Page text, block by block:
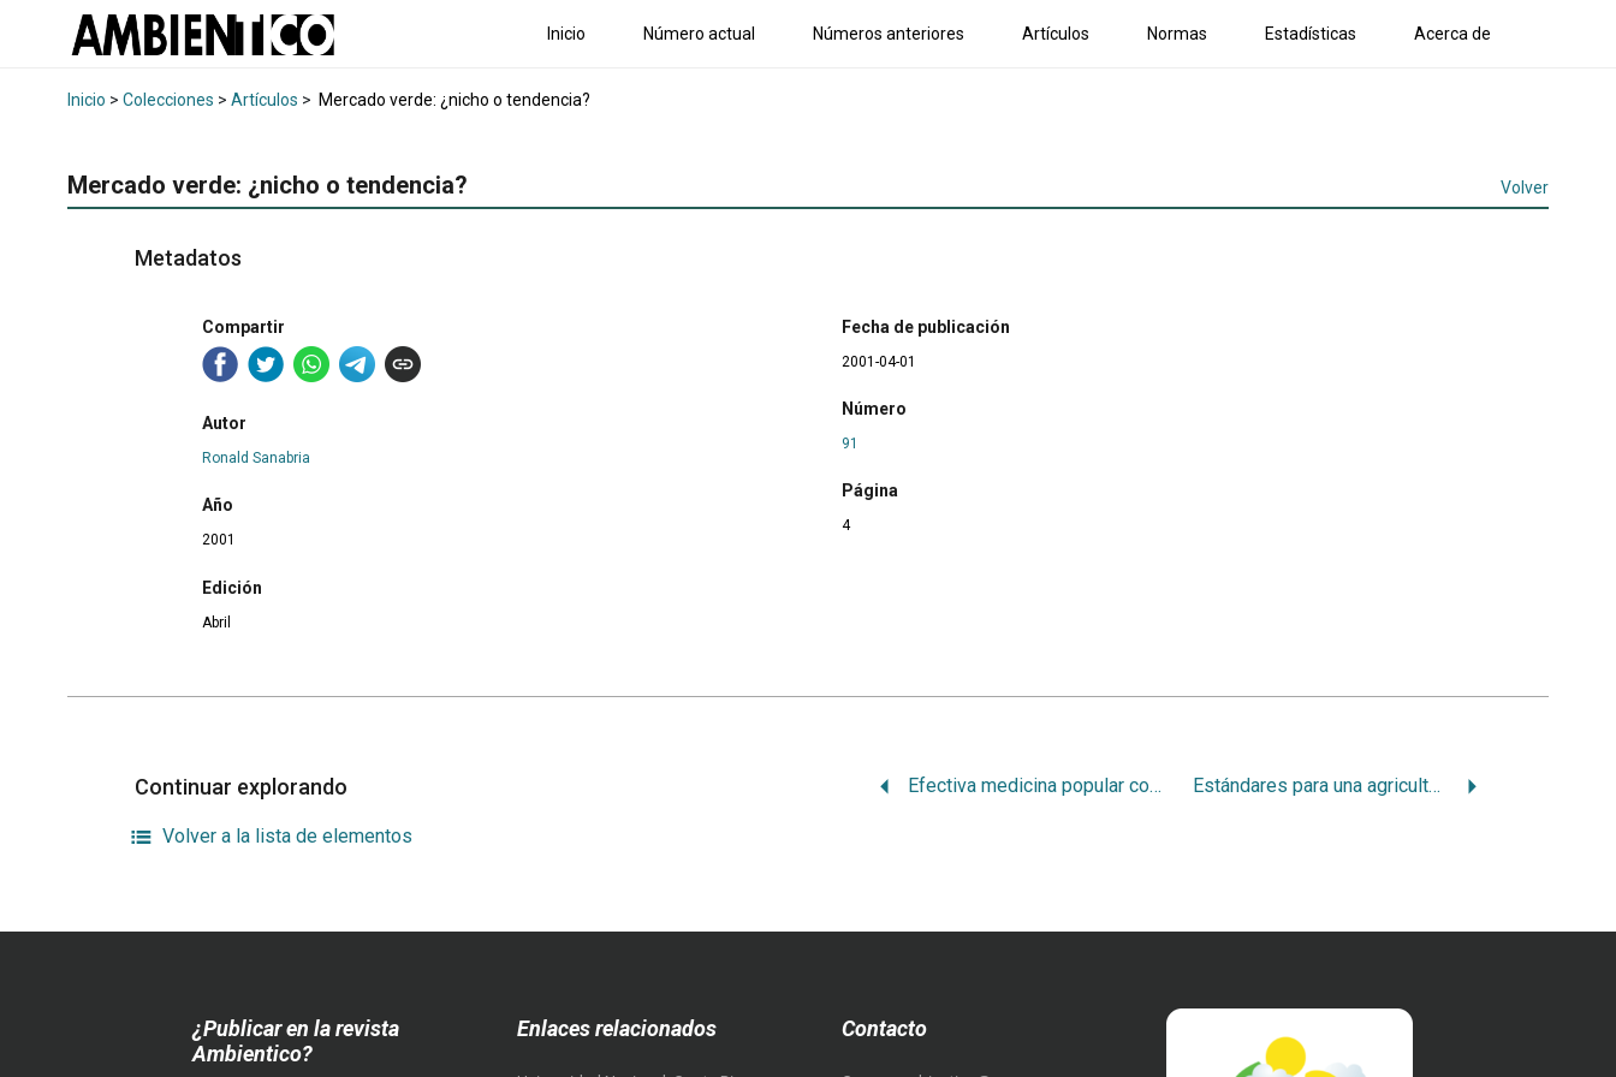
Inicio Número actual Números anteriores Artículos Normas Estadísticas Acerca de
Inicio > Colecciones > Artículos > Mercado verde: ¿nicho o tendencia?
Mercado verde: ¿nicho o tendencia? Volver
Metadatos
Compartir
Autor
Ronald Sanabria
Año
2001
Edición
Abril
Fecha de publicación
2001-04-01
Número
91
Página
4
Continuar explorando Efectiva medicina popular contra las verrugas Estándares para una agricultura sostenible. La Red de Agricultura Conservacionista
Volver a la lista de elementos
¿Publicar en la revista
Ambientico?
Enlaces relacionados Contacto